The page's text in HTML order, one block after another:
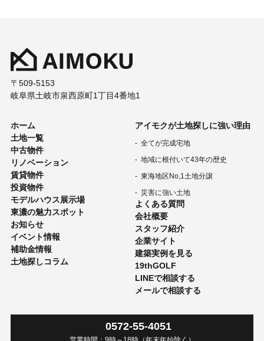
〒509-5153
岐阜県土岐市泉西原町1丁目4番地1
ホーム
土地一覧
中古物件
リノベーション
賃貸物件
投資物件
モデルハウス展示場
東濃の魅力スポット
お知らせ
イベント情報
補助金情報
土地探しコラム
アイモクが土地探しに強い理由
全てが完成宅地
地域に根付いて43年の歴史
東海地区No,1土地分譲
災害に強い土地
よくある質問
会社概要
スタッフ紹介
企業サイト
建築実例を見る
19thGOLF
LINEで相談する
メールで相談する
0572-55-4051